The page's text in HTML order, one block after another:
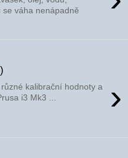
váha nenápadně
›
kalibrační hodnoty a
i3 Mk3 ...